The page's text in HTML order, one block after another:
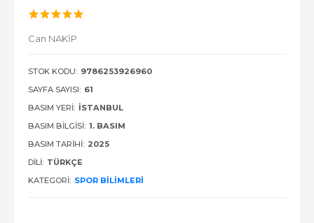
Can NAKİP
STOK KODU: 9786253926960
SAYFA SAYISI: 61
BASIM YERI: İSTANBUL
BASIM BILGISI: 1. BASIM
BASIM TARIHI: 2025
DILI: TÜRKÇE
KATEGORI: SPOR BILIMLERI